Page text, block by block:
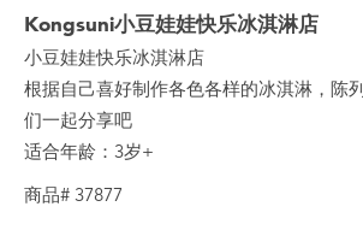
玩具促销
玩具清货
Kongsuni小豆娃娃快乐冰淇淋店
小豆娃娃快乐冰淇淋店
根据自己喜好制作各色各样的冰淇淋，陈
们一起分享吧
适合年龄：3岁+
商品# 37877